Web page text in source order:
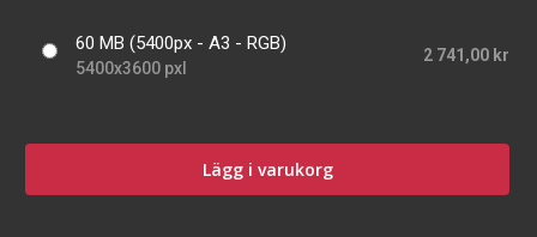
60 MB (5400px - A3 - RGB)
5400x3600 pxl
2 741,00 kr
Lägg i varukorg